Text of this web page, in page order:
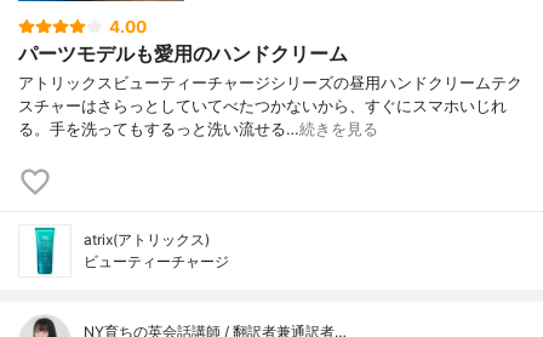
4.00
パーツモデルも愛用のハンドクリーム
アトリックスビューティーチャージシリーズの昼用ハンドクリームテク
スチャーはさらっとしていてべたつかないから、すぐにスマホいじれ
る。手を洗ってもするっと洗い流せる…続きを見る
atrix(アトリックス)
ビューティーチャージ
NY育ちの英会話講師 / 翻訳者兼通訳者…